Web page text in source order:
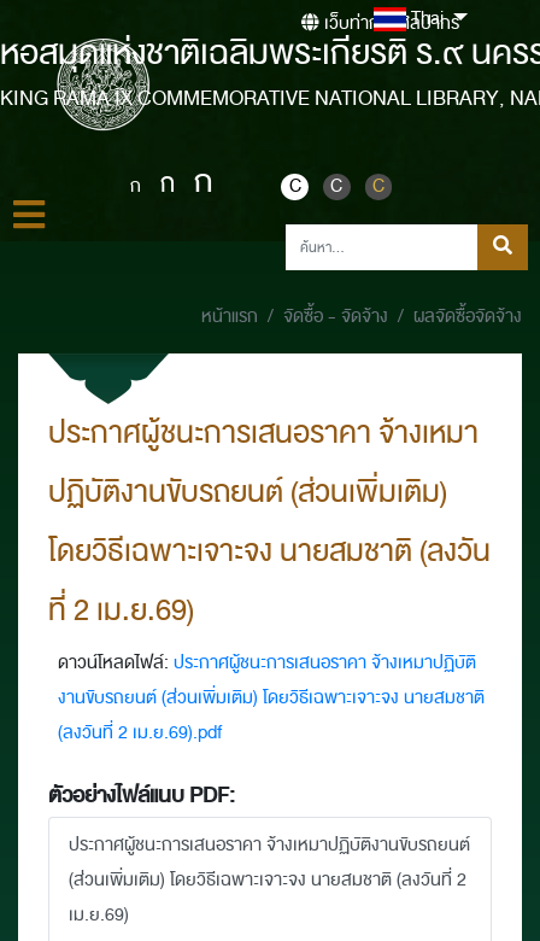
หอสมุดแห่งชาติเฉลิมพระเกียรติ ร.๙ นค
KING RAMA IX COMMEMORATIVE NATIONAL LIBRARY,
เว็บท่ากรมศิลปากร
Thai
ก ก ก C C C
หน้าแรก จัดซื้อ - จัดจ้าง ผลจัดซื้อจัดจ้าง
ประกาศผู้ชนะการเสนอราคา จ้างเหมา
ปฏิบัติงานขับรถยนต์ (ส่วนเพิ่มเติม)
โดยวิธีเฉพาะเจาะจง นายสมชาติ (ลงวัน
ที่ 2 เม.ย.69)
ดาวน์โหลดไฟล์: ประกาศผู้ชนะการเสนอราคา จ้างเหมาปฏิบัติ
งานขับรถยนต์ (ส่วนเพิ่มเติม) โดยวิธีเฉพาะเจาะจง นายสมชาติ
(ลงวันที่ 2 เม.ย.69).pdf
ตัวอย่างไฟล์แนบ PDF:
ประกาศผู้ชนะการเสนอราคา จ้างเหมาปฏิบัติงานขับรถยนต์
(ส่วนเพิ่มเติม) โดยวิธีเฉพาะเจาะจง นายสมชาติ (ลงวันที่ 2
เม.ย.69)